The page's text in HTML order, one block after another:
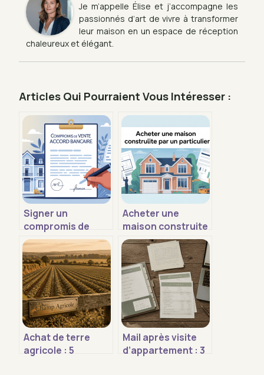
Je m’appelle Élise et j’accompagne les
passionnés d’art de vivre à transformer
leur maison en un espace de réception
chaleureux et élégant.
Articles Qui Pourraient Vous Intéresser :
Signer un
compromis de
vente avant
l’accord de la
banque : est-ce
risqué ?
Acheter une
maison construite
par un particulier :
le guide pour
acheter sans
risque
Achat de terre
agricole : 5
Mail après visite
d’appartement : 3